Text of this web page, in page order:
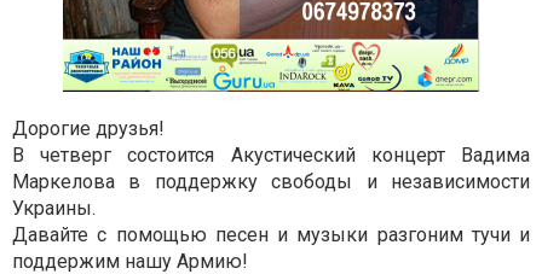
Дорогие друзья!
В четверг состоится Акустический концерт Вадима
Маркелова в поддержку свободы и независимости
Украины.
Давайте с помощью песен и музыки разгоним тучи и
поддержим нашу Армию!